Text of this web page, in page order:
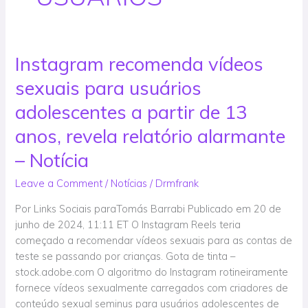
Instagram recomenda vídeos
sexuais para usuários
adolescentes a partir de 13
anos, revela relatório alarmante
– Notícia
Leave a Comment / Notícias / Drmfrank
Por Links Sociais paraTomás Barrabi Publicado em 20 de
junho de 2024, 11:11 ET O Instagram Reels teria
começado a recomendar vídeos sexuais para as contas de
teste se passando por crianças. Gota de tinta –
stock.adobe.com O algoritmo do Instagram rotineiramente
fornece vídeos sexualmente carregados com criadores de
conteúdo sexual seminus para usuários adolescentes de
Instagram
recomenda
vídeos
sexuais
para
usuários
adolescentes
partir
de
13
anos,
revela
relatório
alarmante